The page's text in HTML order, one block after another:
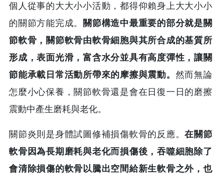
個人從事的大大小小活動，都得仰賴身上大大小小
的關節方能完成。 關節構造中最重要的部分就是關
節軟骨，關節軟骨由軟骨細胞與其所合成的基質所
形成，表面光滑，富含水分並具有高度彈性，讓關
節能承載日常活動所帶來的摩擦與震動。 然而無論
怎麼小心保養，關節軟骨還是會在日復一日的磨擦
震動中產生磨耗與老化。
關節炎則是身體試圖修補損傷軟骨的反應。在關節
軟骨因為長期磨耗與老化而損傷後，吞噬細胞除了
會清除損傷的軟骨以騰出空間給新生軟骨之外，也